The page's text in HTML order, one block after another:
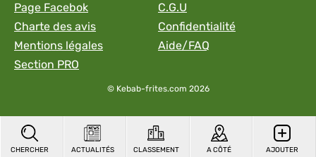
CHERCHER ACTUALITÉS CLASSEMENT A CÔTÉ AJOUTER
Page Facebok
C.G.U
Charte des avis
Confidentialité
Mentions légales
Aide/FAQ
Section PRO
© Kebab-frites.com 2026